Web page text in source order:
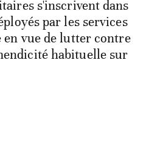
s'inscrivent dans
par les services
en vue de lutter contre
habituelle sur